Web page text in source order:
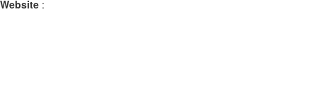
Website :